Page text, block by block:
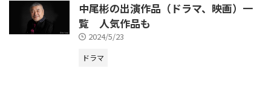
中尾彬の出演作品（ドラマ、映画）一
覧 人気作品も
2024/5/23
ドラマ